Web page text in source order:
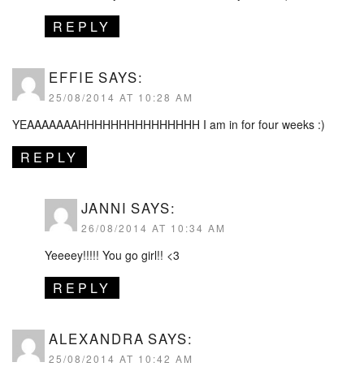
REPLY
EFFIE SAYS:
25/08/2014 AT 10:28 AM
YEAAAAAAAHHHHHHHHHHHHHHH I am in for four weeks :)
REPLY
JANNI SAYS:
26/08/2014 AT 10:34 AM
Yeeeey!!!!! You go girl!! <3
REPLY
ALEXANDRA SAYS:
25/08/2014 AT 10:42 AM